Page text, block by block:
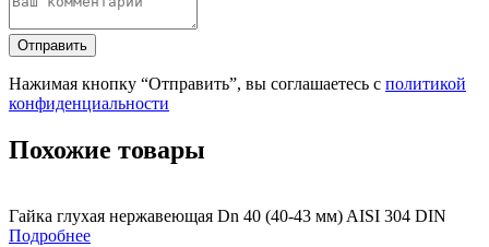
Нажимая кнопку “Отправить”, вы соглашаетесь с политикой
конфиденциальности
Похожие товары
Гайка глухая нержавеющая Dn 40 (40-43 мм) AISI 304 DIN
Подробнее